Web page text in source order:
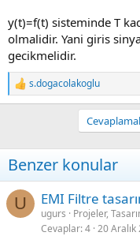
y(t)=f(t) sisteminde T
olmalidir. Yani giris
gecikmelidir.
R
e
i
o
s
s.dogacolakoglu
Benzer konular
U EMI Filtre
ugurs
Projeler,
Cevaplar 4 20 Aralık